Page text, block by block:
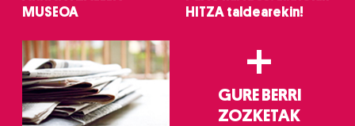
MUSEOA
HITZA taldearekin!
+
GURE BERRI
ZOZKETAK